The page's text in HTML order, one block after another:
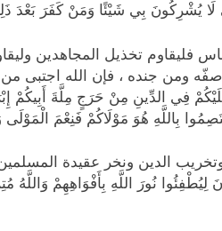
لَا يُشْرِكُونَ بِي شَيْئًا وَمَنْ كَفَرَ بَعْدَ
فليقاوم تخذيل المجاهدين
ومن جنده ، فإن الله اجتبى
فِي الدِّينِ مِنْ حَرَجٍ مِلَّةَ
بِاللَّهِ هُوَ مَوْلَاكُمْ فَنِعْمَ
وتخريب الدين ونخر عقيدة
لِيُطْفِئُوا نُورَ اللَّهِ بِأَفْوَاهِهِمْ